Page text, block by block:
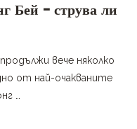
Бей – струва ли
вече няколко
от най-очакваните
…